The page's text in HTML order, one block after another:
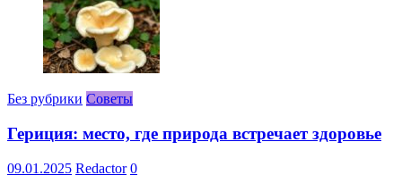
Без рубрики Советы
Гериция: место, где природа встречает здоровье
09.01.2025 Redactor 0